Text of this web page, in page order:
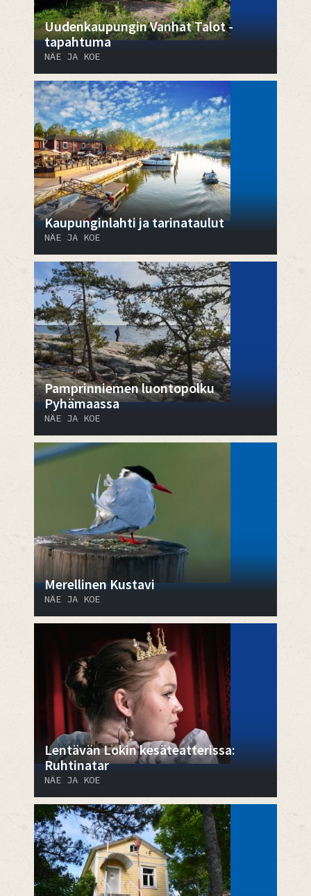
Uudenkaupungin Vanhat Talot -
tapahtuma
NÄE JA KOE
Kaupunginlahti ja tarinataulut
NÄE JA KOE
Pamprinniemen luontopolku
Pyhämaassa
NÄE JA KOE
Merellinen Kustavi
NÄE JA KOE
Lentävän Lokin kesäteatterissa:
Ruhtinatar
NÄE JA KOE